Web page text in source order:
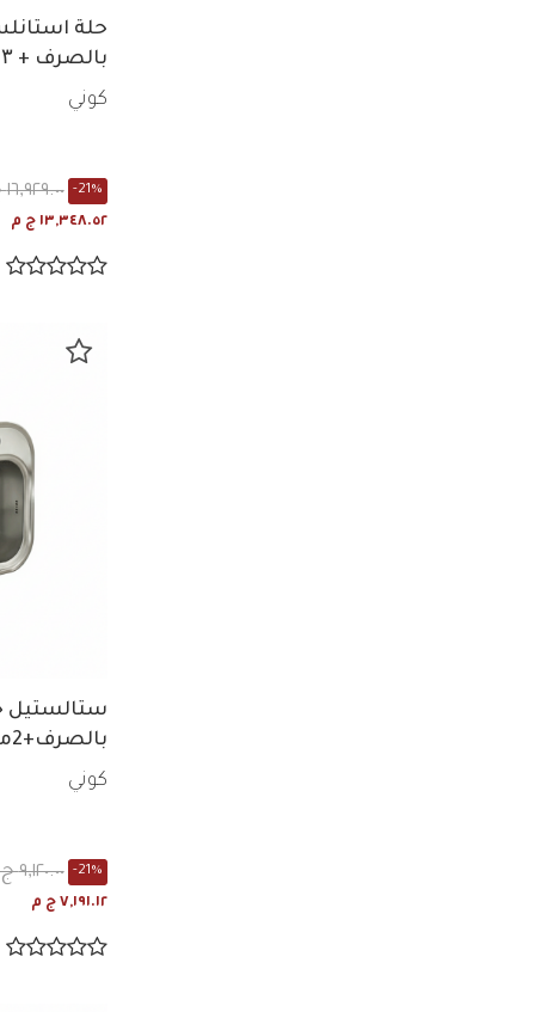
حلة
900
كوني
١٦,٩٢٩.٠٠ ج م -21%
١٣,٣٤٨.٥٢ ج م
بالصرف+2مطبقيه
كوني
٩,١٢٠.٠٠ ج م -21%
٧,١٩١.١٢ ج م